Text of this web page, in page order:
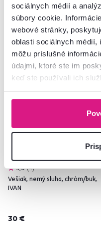
sociálnych médií a
súbory cookie.
webové stránky,
oblasti sociálnych médií,
môžu príslušné
údajmi, ktoré ste im
keď ste používali ich
Podobné
Vynáška
5,0 4
Vešiak, nemý sluha, chróm/buk,
IVAN
30 €